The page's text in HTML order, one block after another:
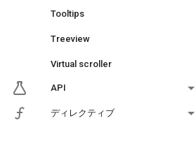
Tooltips
Treeview
Virtual scroller
API
ディレクティブ